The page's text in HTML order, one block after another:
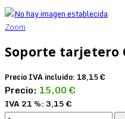
Zoom
Soporte tarjetero
Precio IVA incluido: 18,15 €
Precio: 15,00 €
IVA 21 %: 3,15 €